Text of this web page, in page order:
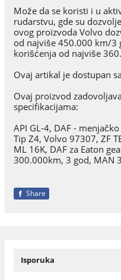
Može da se koristi i u
rudarstvu, gde su
ovog proizvoda Volvo
od najviše 450.000 km/3
korišćenja od najviše
Ovaj artikal je dostupan
Ovaj proizvod
specifikacijama:
API GL-4, DAF -
Tip Z4, Volvo 97307, ZF
ML 16K, DAF za Eaton
300.000km, 3 god, MAN
Share
Isporuka